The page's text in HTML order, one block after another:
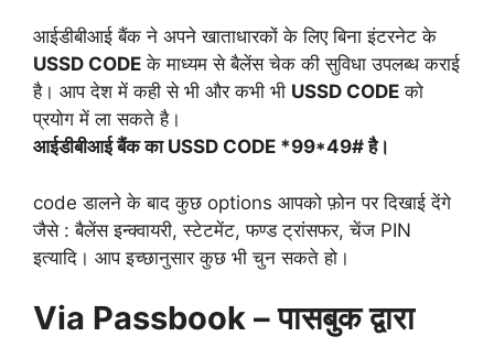
आईडीबीआई बैंक ने अपने खाताधारकों के लिए बिना इंटरनेट के
USSD CODE के माध्यम से बैलेंस चेक की सुविधा उपलब्ध कराई
है। आप देश में कही से भी और कभी भी USSD CODE को
प्रयोग में ला सकते है।
आईडीबीआई बैंक का USSD CODE *99*49# है।
code डालने के बाद कुछ options आपको फ़ोन पर दिखाई देंगे
जैसे : बैलेंस इन्क्वायरी, स्टेटमेंट, फण्ड ट्रांसफर, चेंज PIN
इत्यादि। आप इच्छानुसार कुछ भी चुन सकते हो।
Via Passbook – पासबुक द्वारा